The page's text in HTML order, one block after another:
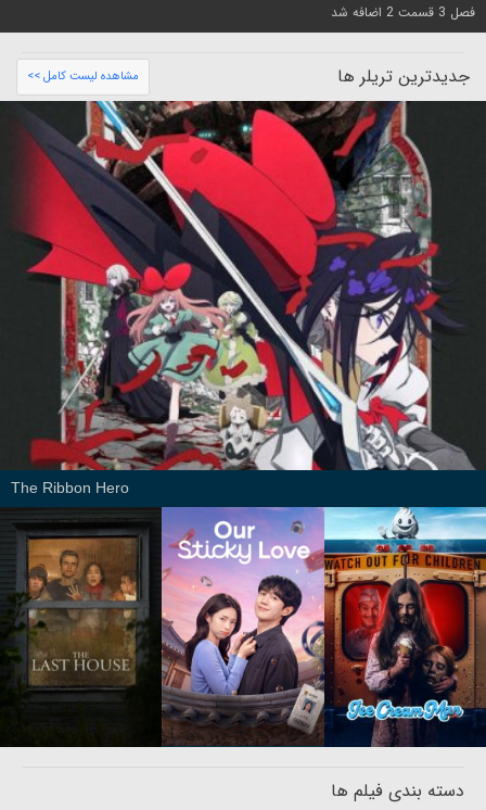
فصل 3 قسمت 2 اضافه شد
جدیدترین تریلر ها مشاهده لیست کامل >>
The Ribbon Hero
دسته بندی فیلم ها